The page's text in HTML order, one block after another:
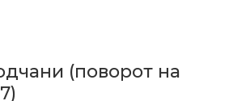
(поворот на